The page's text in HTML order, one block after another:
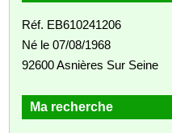
Réf. EB610241206
Né le 07/08/1968
92600 Asnières Sur Seine
Ma recherche